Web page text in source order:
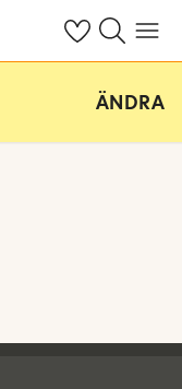
Se dinaSök på ving.se
Meny
ÄNDRA